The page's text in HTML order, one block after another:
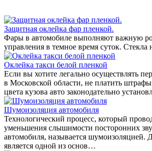
Защитная оклейка фар пленкой.
Фары в автомобиле выполняют важную
управления в темное время суток.
Оклейка такси белой пленкой
Если вы хотите легально осуществлять
в Московской области, не платить штрафы
цвета кузова авто законодательно
Шумоизоляция автомобиля
Технологический процесс, который
уменьшения слышимости посторонних
автомобиля, называется шумоизоляцией.
является одной из основ…